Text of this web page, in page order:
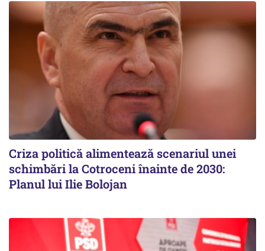
Criza politică alimentează scenariul unei
schimbări la Cotroceni înainte de 2030:
Planul lui Ilie Bolojan